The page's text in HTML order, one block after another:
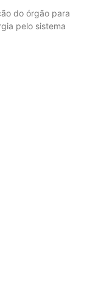
do órgão para
pelo sistema